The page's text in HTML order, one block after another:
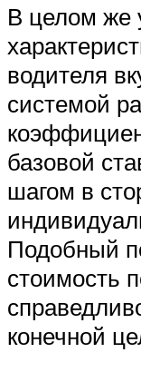
В целом же
водителя
системой
базовой
шагом в
Подобный
стоимость
конечной